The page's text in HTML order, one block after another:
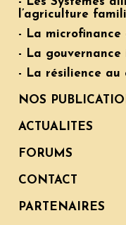
l’agriculture
- La microfinance
- La gouvernance
- La résilience au
NOS
ACTUALITES
FORUMS
CONTACT
PARTENAIRES